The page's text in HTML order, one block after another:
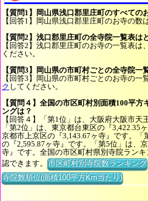
【質問1】岡山県浅口郡里庄町のすべての
【回答1】岡山県浅口郡里庄町のお寺の数
【質問2】浅口郡里庄町の全寺院一覧表は
【回答2】浅口郡里庄町のお寺の一覧表は、
ください。
【質問3】岡山県の市町村ごとの全寺院一
【回答3】岡山県の市町村ごとのお寺の一
ク してください。
【質問４】全国の市区町村別面積100平
ングは？
【回答４】「第1位」は、大阪府大阪市天
「第2位」は、東京都台東区の『3,422.35
京都市上京区の『3,143.67ヶ寺』です。
の『2,595.87ヶ寺』です。「第5位」は、
寺』です。全国の市区町村県別寺院ラン
認できます。市区町村別寺院数ランキング
寺院数順位(面積100平方Km当たり)